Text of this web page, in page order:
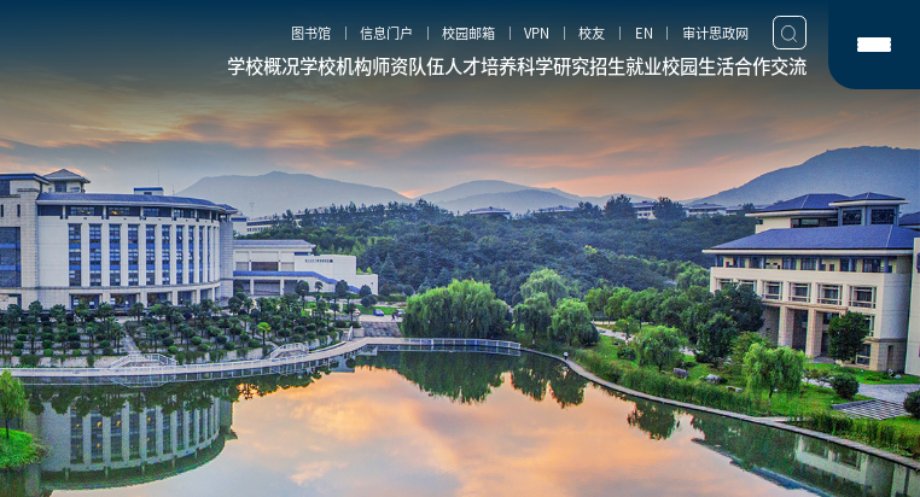
图书馆 信息门户 校园邮箱 VPN 校友 EN 审计思政网
学校概况学校机构师资队伍人才培养科学研究招生就业校园生活合作交流